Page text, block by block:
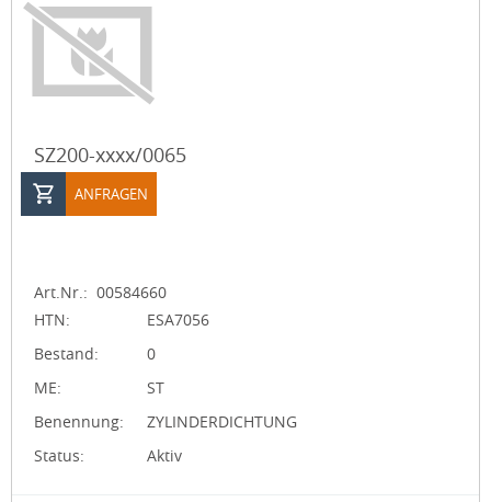
SZ200-xxxx/0065
ANFRAGEN
Art.Nr.: 00584660
HTN:
ESA7056
Bestand:
0
ME:
ST
Benennung:
ZYLINDERDICHTUNG
Status:
Aktiv